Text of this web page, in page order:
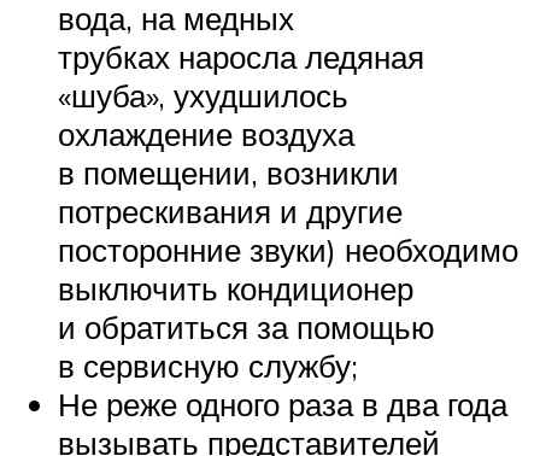
вода, на медных
трубках наросла ледяная
«шуба», ухудшилось
охлаждение воздуха
в помещении, возникли
потрескивания и другие
посторонние звуки) необходимо
выключить кондиционер
и обратиться за помощью
в сервисную службу;
Не реже одного раза в два года
вызывать представителей